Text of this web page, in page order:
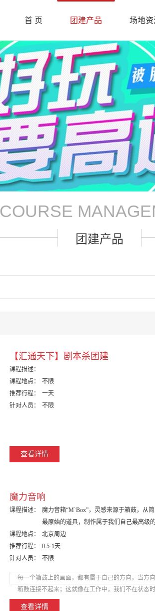
首 页 团建产品 场地资
COURSE
团建产品
【汇通天下】剧本杀团建
课程描述：
课程地点：
不限
推荐行程：
一天
针对人员：
不限
查看详情
魔力音响
课程描述：
魔力音箱“M`Box”，灵感来源于箱鼓，从
最原始的道具，制作属于我们自己最高级的
课程地点：
北京周边
推荐行程：
0.5-1天
针对人员：
不限
每一个箱鼓上的画面，都有属于自己的方向，当方
箱鼓连接不起来；这就像在工作中，我们不在状态
查看详情